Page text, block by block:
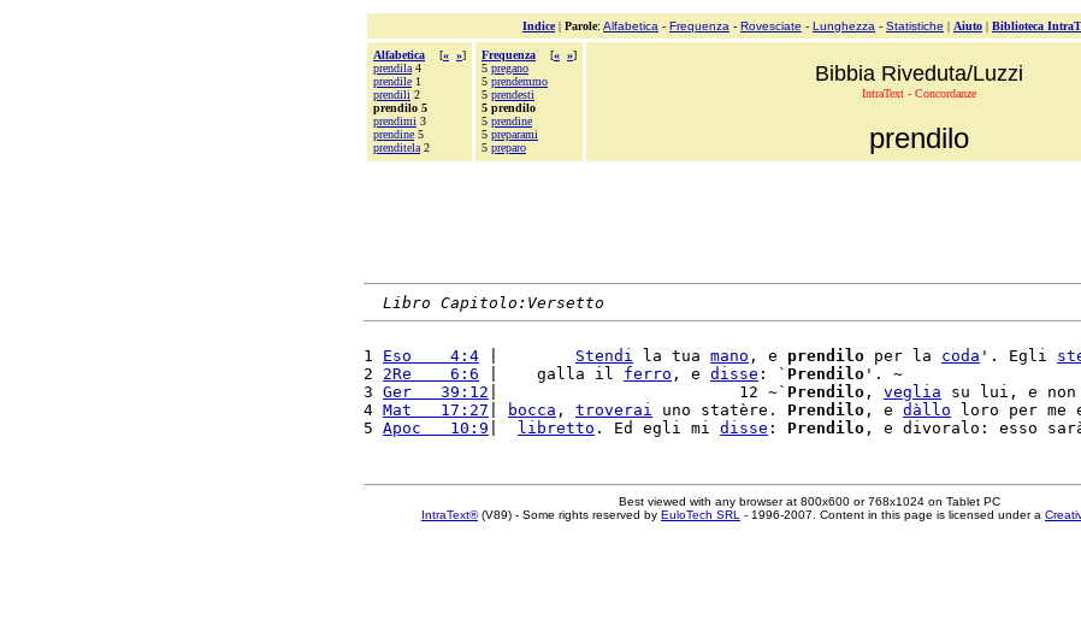
Indice| Parole: Alfabetica - Frequenza - Rovesciate - Lunghezza - Statistiche | Aiuto | Biblioteca
Alfabetica [« »]
prendila 4
prendile 1
prendili 2
prendilo 5
prendimi 3
prendine 5
prenditela 2
Frequenza [« »]
5 pregano
5 prendemmo
5 prendesti
5 prendilo
5 prendine
5 preparami
5 preparo
Bibbia Riveduta/Luzzi
IntraText - Concordanze
prendilo
Libro Capitolo:Versetto
1 Eso    4:4 Stendi la tua mano , e prendilo per la coda '. Egli
2 2Re    6:6 |    galla il ferro , e disse : ` Prendilo '. ~
3 Ger   39:12 |                         12 ~` Prendilo , veglia su lui, e
4 Mat   17:27 bocca , troverai uno statère. Prendilo , e dàllo loro per me
5 Apoc   10:9 libretto . Ed egli mi disse : Prendilo , e divoralo: esso
Best viewed with any browser at 800x600 or 768x1024 on Tablet PC
IntraText®(V89) - Some rights reserved by EuloTech SRL - 1996-2007. Content in this page is licensed under a